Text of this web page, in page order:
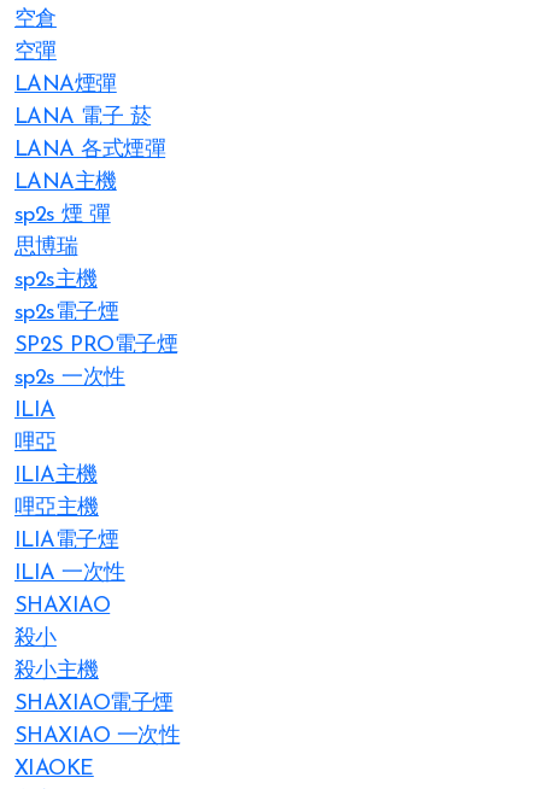
空倉
空彈
LANA煙彈
LANA 電子 菸​
LANA 各式煙彈
LANA主機
sp2s 煙 彈​
思博瑞
sp2s主機
sp2s電子煙
SP2S PRO電子煙
sp2s 一次性
ILIA
哩亞
ILIA主機
哩亞主機
ILIA電子煙
ILIA 一次性
SHAXIAO
殺小
殺小主機
SHAXIAO電子煙
SHAXIAO 一次性
XIAOKE